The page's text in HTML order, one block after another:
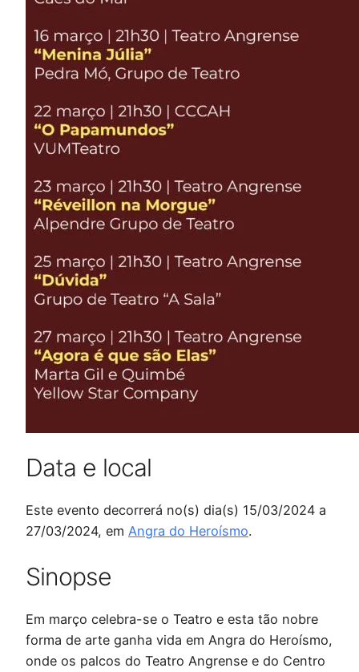
Data e local
Este evento decorrerá no(s) dia(s) 15/03/2024 a
27/03/2024, em Angra do Heroísmo.
Sinopse
Em março celebra-se o Teatro e esta tão nobre
forma de arte ganha vida em Angra do Heroísmo,
onde os palcos do Teatro Angrense e do Centro